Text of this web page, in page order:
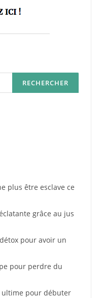
plus être esclave ce
grâce au jus
pour avoir un
pour perdre du
ultime pour débuter